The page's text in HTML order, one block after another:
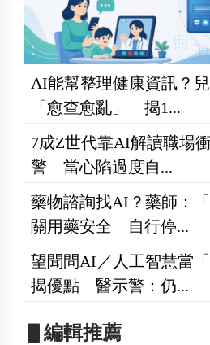
AI能幫整理健康資訊？
「愈查愈亂」 揭1...
7成Z世代靠AI解讀職場
警 當心陷過度自...
藥物諮詢找AI？藥師：
關用藥安全 自行停...
望聞問AI／人工智慧當
揭優點 醫示警：仍...
▋編輯推薦